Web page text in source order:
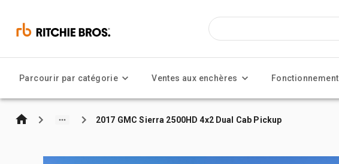
Parcourir par catégorie Ventes aux enchères Fonctionnement
2017 GMC Sierra 2500HD 4x2 Dual Cab Pickup